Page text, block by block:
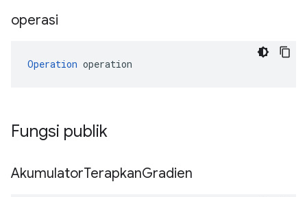
operasi
Operation operation
Fungsi publik
AkumulatorTerapkanGradien